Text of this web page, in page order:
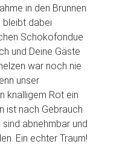
in den Brunnen
bleibt dabei
Schokofondue
und Deine Gäste
war noch nie
unser
knalligem Rot ein
ist nach Gebrauch
abnehmbar und
Ein echter Traum!